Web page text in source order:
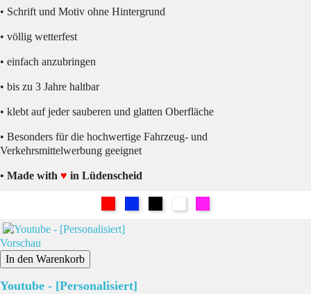
• Schrift und Motiv ohne Hintergrund
• völlig wetterfest
• einfach anzubringen
• bis zu 3 Jahre haltbar
• klebt auf jeder sauberen und glatten Oberfläche
• Besonders für die hochwertige Fahrzeug- und
Verkehrsmittelwerbung geeignet
• Made with ♥ in Lüdenscheid
Vorschau
In den Warenkorb
Youtube - [Personalisiert]